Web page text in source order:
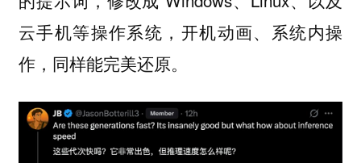
云手机等操作系统，开机动画、系统内操
作，同样能完美还原。